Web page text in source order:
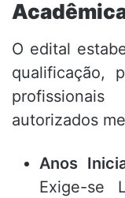
O edital
qualificação,
autorizados
Anos
Exige-se